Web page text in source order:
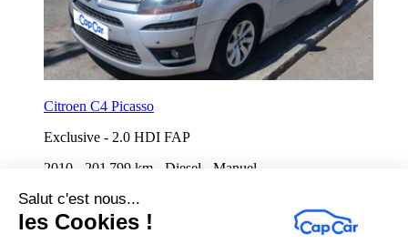
Salut c'est nous...
les Cookies !
Citroen C4 Picasso
Exclusive - 2.0 HDI FAP
2010
201 799 km Diesel
Manuel
Démarre
Le 10/08 à 16:30